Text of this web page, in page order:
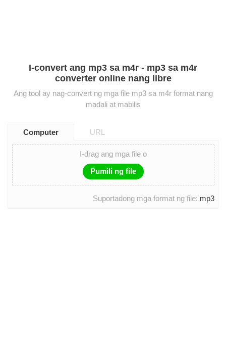
I-convert ang mp3 sa m4r - mp3 sa m4r
converter online nang libre
Ang tool ay nag-convert ng mga file mp3 sa m4r format nang
madali at mabilis
Computer URL
I-drag ang mga file o
Pumili ng file
Suportadong mga format ng file: mp3